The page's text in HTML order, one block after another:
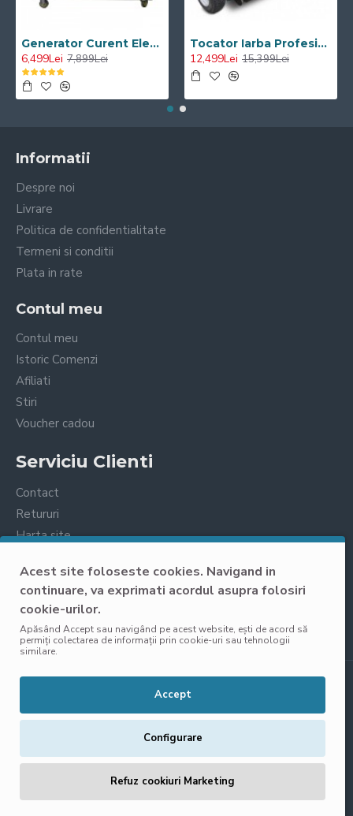
Acest site foloseste cookies. Navigand in
continuare, va exprimati acordul asupra folosiri
cookie-urilor.
Apăsând Accept sau navigând pe acest website, ești de acord să
permiți colectarea de informații prin cookie-uri sau tehnologii
similare.
Accept
Configurare
Refuz cookiuri Marketing
Generator Curent Electric Diesel Profesional Monofazic 7.5 KW Visoli® DG-9000LDE
6,499Lei 7,899Lei
Tocator Iarba Profesional ATV Visoli VST120 - Motor Briggs & Stratton
12,499Lei 15,399Lei
Informatii
Despre noi
Livrare
Politica de confidentialitate
Termeni si conditii
Plata in rate
Contul meu
Contul meu
Istoric Comenzi
Afiliati
Stiri
Voucher cadou
Serviciu Clienti
Contact
Retururi
Harta site